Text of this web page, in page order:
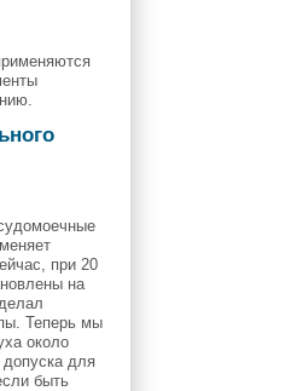
при 20
на
Теперь мы
около
для
быть